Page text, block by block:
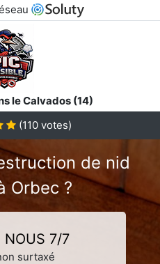
le Calvados (14)
(110votes)
de nid
Orbec ?
NOUS 7/7
surtaxé